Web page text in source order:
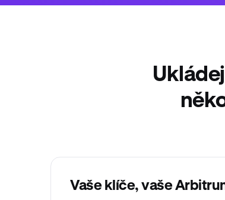
Vaše klíče, vaše